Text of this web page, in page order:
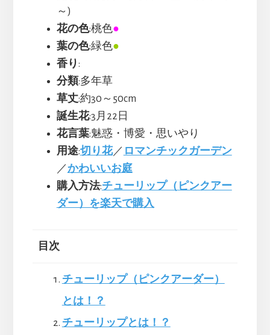
～)
花の色:桃色●
葉の色:緑色●
香り:
分類:多年草
草丈:約30～50cm
誕生花:3月22日
花言葉:魅惑・博愛・思いやり
用途:切り花／ ロマンチックガーデン
／かわいいお庭
購入方法:チューリップ（ピンクアー
ダー）を楽天で購入
目次
チューリップ（ピンクアーダー）
とは！？
チューリップとは！？